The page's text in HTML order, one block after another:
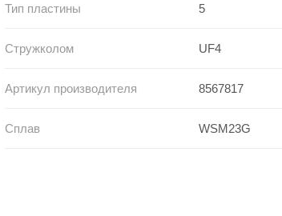
Тип пластины 5
Стружколом UF4
Артикул производителя 8567817
Сплав WSM23G